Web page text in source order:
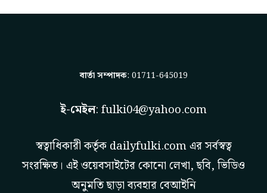
বার্তা সম্পাদক: 01711-645019
ই-মেইল: fulki04@yahoo.com
স্বত্বাধিকারী কর্তৃক dailyfulki.comএর সর্বস্বত্ব
সংরক্ষিত। এই ওয়েবসাইটের কোনো লেখা, ছবি, ভিডিও
অনুমতি ছাড়া ব্যবহার বেআইনি